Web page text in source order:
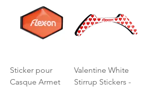
Sticker pour
Casque Armet
Valentine White
Stirrup Stickers -